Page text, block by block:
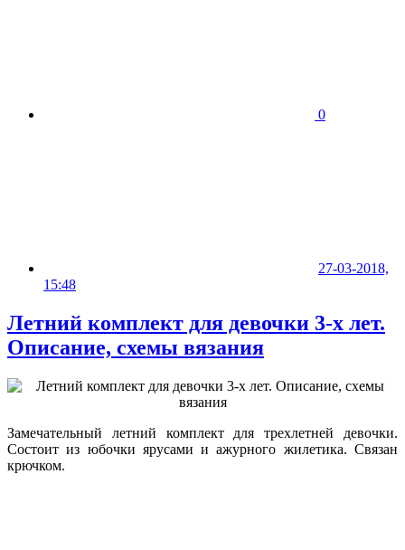
0
27-03-2018,
15:48
Летний комплект для девочки 3-х лет.
Описание, схемы вязания
Замечательный летний комплект для трехлетней девочки.
Состоит из юбочки ярусами и ажурного жилетика. Связан
крючком.